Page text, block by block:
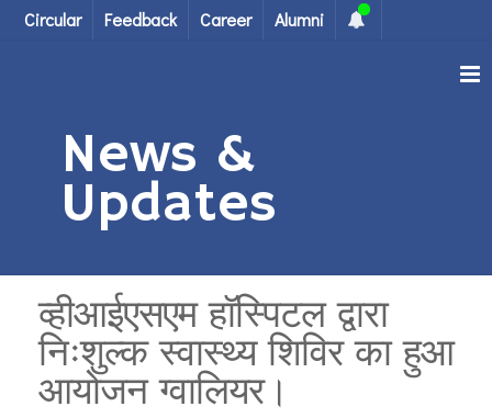
Circular Feedback Career Alumni
News &
Updates
व्हीआईएसएम हॉस्पिटल द्वारा
निःशुल्क स्वास्थ्य शिविर का हुआ
आयोजन ग्वालियर।